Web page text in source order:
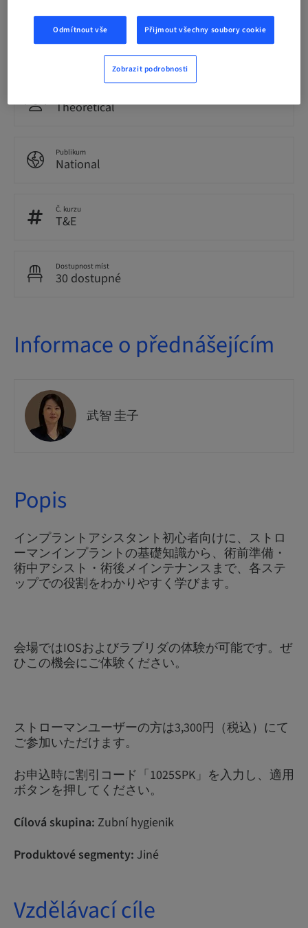
0.00 Body
Theoretical
Publikum
National
Č. kurzu
T&E
Dostupnost míst
30 dostupné
Informace o přednášejícím
武智 圭子
Popis
インプラントアシスタント初心者向けに、ストロ
ーマンインプラントの基礎知識から、術前準備・
術中アシスト・術後メインテナンスまで、各ステ
ップでの役割をわかりやすく学びます。
会場ではIOSおよびラブリダの体験が可能です。ぜ
ひこの機会にご体験ください。
ストローマンユーザーの方は3,300円（税込）にて
ご参加いただけます。
お申込時に割引コード「1025SPK」を入力し、適用
ボタンを押してください。
Cílová skupina: Zubní hygienik
Produktové segmenty: Jiné
Vzdělávací cíle
Odmítnout vše Přijmout všechny soubory cookie
Zobrazit podrobnosti